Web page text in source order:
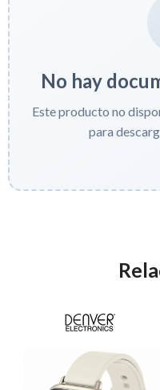
No hay
Este producto no
para